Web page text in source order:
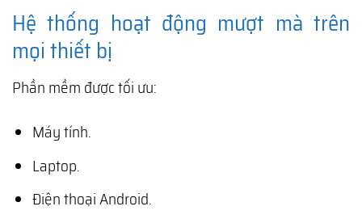
Hệ thống hoạt động mượt mà trên
mọi thiết bị
Phần mềm được tối ưu:
Máy tính.
Laptop.
Điện thoại Android.